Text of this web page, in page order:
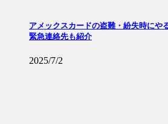
アメックスカードの盗難・紛失時にや
緊急連絡先も紹介
2025/7/2